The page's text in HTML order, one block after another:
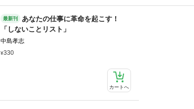
最新刊
あなたの仕事に革命を起こす！
「しないことリスト」
中島孝志
330
カートへ